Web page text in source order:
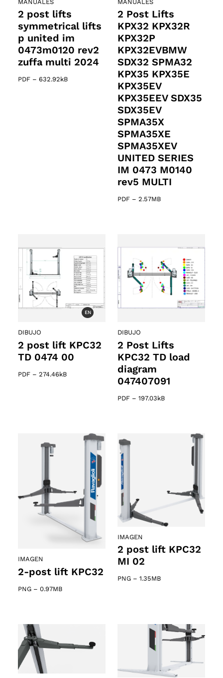
MANUALES
2 post lifts
symmetrical lifts
p united im
0473m0120 rev2
zuffa multi 2024
PDF – 632.92kB
MANUALES
2 Post Lifts
KPX32 KPX32R
KPX32P
KPX32EVBMW
SDX32 SPMA32
KPX35 KPX35E
KPX35EV
KPX35EEV SDX35
SDX35EV
SPMA35X
SPMA35XE
SPMA35XEV
UNITED SERIES
IM 0473 M0140
rev5 MULTI
PDF – 2.57MB
EN
DIBUJO
2 post lift KPC32
TD 0474 00
PDF – 274.46kB
DIBUJO
2 Post Lifts
KPC32 TD load
diagram
047407091
PDF – 197.03kB
IMAGEN
2-post lift KPC32
PNG – 0.97MB
IMAGEN
2 post lift KPC32
MI 02
PNG – 1.35MB